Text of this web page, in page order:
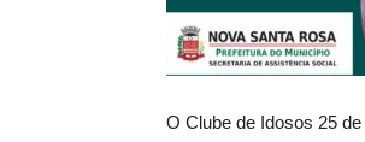
O Clube de Idosos 25